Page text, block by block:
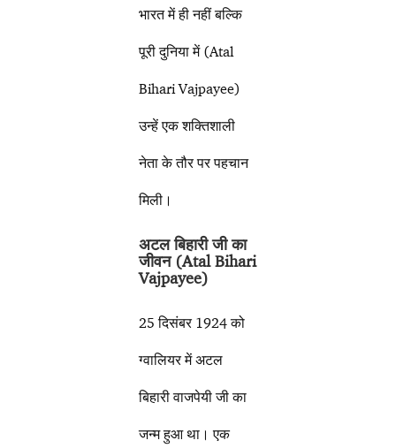
भारत में ही नहीं बल्कि
पूरी दुनिया में (Atal
Bihari Vajpayee)
उन्हें एक शक्तिशाली
नेता के तौर पर पहचान
मिली।
अटल बिहारी जी का
जीवन (Atal Bihari
Vajpayee)
25 दिसंबर 1924 को
ग्वालियर में अटल
बिहारी वाजपेयी जी का
जन्म हुआ था। एक